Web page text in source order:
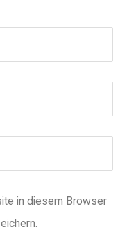
in diesem Browser